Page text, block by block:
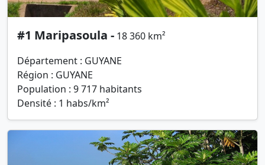
#1 Maripasoula - 18 360 km²
Département : GUYANE
Région : GUYANE
Population : 9 717 habitants
Densité : 1 habs/km²